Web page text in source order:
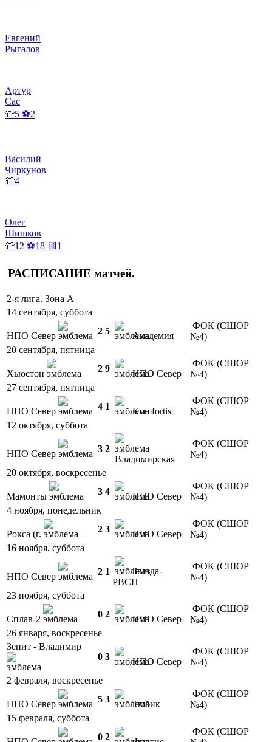
Евгений
Рыгалов
Артур
Сас
👕5 ⚽2
Василий
Чиркунов
👕4
Олег
Шишков
👕12 ⚽18 🟨1
РАСПИСАНИЕ матчей.
2-я лига. Зона А
14 сентября, суббота
НПО Север 2 5 Академия
ФОК (СШОР
№4)
20 сентября, пятница
Хьюстон 2 9 НПО Север
ФОК (СШОР
№4)
27 сентября, пятница
НПО Север 4 1 Komfortis
ФОК (СШОР
№4)
12 октября, суббота
НПО Север 3 2
Владимирская
ФОК (СШОР
№4)
20 октября, воскресенье
Мамонты 3 4 НПО Север
ФОК (СШОР
№4)
4 ноября, понедельник
Рокса (г. 2 3 НПО Север
ФОК (СШОР
№4)
16 ноября, суббота
НПО Север 2 1
Звезда-
РВСН
ФОК (СШОР
№4)
23 ноября, суббота
Сплав-2 0 2 НПО Север
ФОК (СШОР
№4)
26 января, воскресенье
Зенит - Владимир
0 3 НПО Север
ФОК (СШОР
№4)
2 февраля, воскресенье
НПО Север 5 3 Тюбик
ФОК (СШОР
№4)
15 февраля, суббота
0 2
ФОК (СШОР